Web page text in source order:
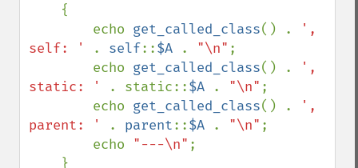
        echo
get_called_class() .
',
self: '
. self::$A . "\n" ;
        echo
get_called_class() .
',
static: '
. static::$A . "\n" ;
        echo
get_called_class() .
',
parent: '
. parent::$A . "\n" ;
        echo
"---\n" ;